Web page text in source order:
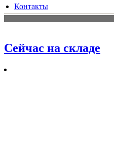
Контакты
Сейчас на складе